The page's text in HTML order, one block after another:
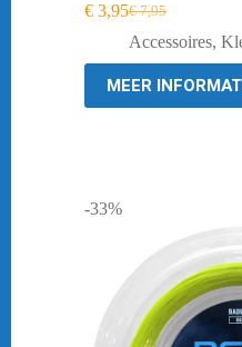
€7,95
Oorspronkelijke
prijs
was:
€ 7,95.
€ 3,95Huidige
prijs
is:
€ 3,95.
Accessoires,
MEER
-33%